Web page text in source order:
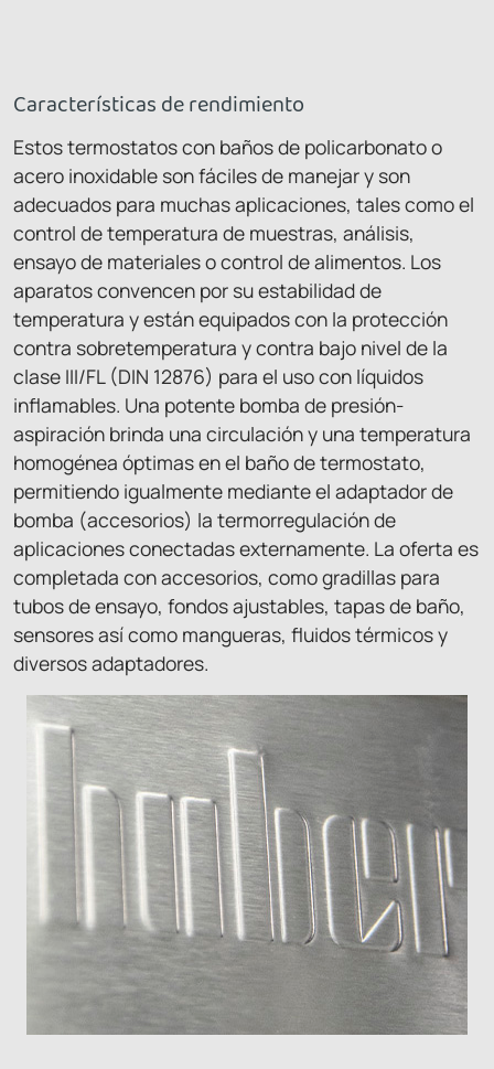
Características de rendimiento
Estos termostatos con baños de policarbonato o
acero inoxidable son fáciles de manejar y son
adecuados para muchas aplicaciones, tales como el
control de temperatura de muestras, análisis,
ensayo de materiales o control de alimentos. Los
aparatos convencen por su estabilidad de
temperatura y están equipados con la protección
contra sobretemperatura y contra bajo nivel de la
clase III/FL (DIN 12876) para el uso con líquidos
inflamables. Una potente bomba de presión-
aspiración brinda una circulación y una temperatura
homogénea óptimas en el baño de termostato,
permitiendo igualmente mediante el adaptador de
bomba (accesorios) la termorregulación de
aplicaciones conectadas externamente. La oferta es
completada con accesorios, como gradillas para
tubos de ensayo, fondos ajustables, tapas de baño,
sensores así como mangueras, fluidos térmicos y
diversos adaptadores.